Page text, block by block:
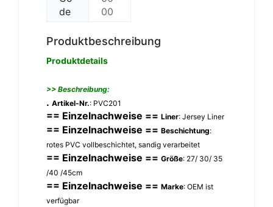
de
00
Produktbeschreibung
Produktdetails
>> Beschreibung:
. Artikel-Nr.: PVC201
== Einzelnachweise == Liner: Jersey Liner
== Einzelnachweise == Beschichtung:
rotes PVC vollbeschichtet, sandig verarbeitet
== Einzelnachweise == Größe: 27/ 30/ 35
/40 /45cm
== Einzelnachweise == Marke: OEM ist
verfügbar